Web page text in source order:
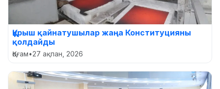
Құрыш қайнатушылар жаңа Конституцияны
қолдайды
Қоғам•27 ақпан, 2026